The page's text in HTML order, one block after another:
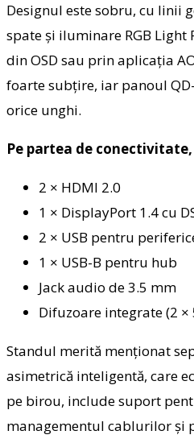
Designul este sobru, cu linii
spate și iluminare RGB Light
din OSD sau prin aplicația
foarte subțire, iar panoul
orice unghi.
Pe partea de
2 × HDMI 2.0
1 × DisplayPort 1.4 cu
2 × USB pentru
1 × USB-B pentru hub
Jack audio de 3.5 mm
Difuzoare integrate (2 ×
Standul merită menționat
asimetrică inteligentă, care
pe birou, include suport
managementul cablurilor și